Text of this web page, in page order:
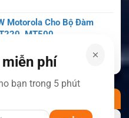
Motorola Cho Bộ Đàm
MT500
CHÚNG TÔI
phí
bạn trong 5 phút